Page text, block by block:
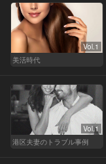
Vol.1
美活時代
Vol.1
港区夫妻のトラブル事例